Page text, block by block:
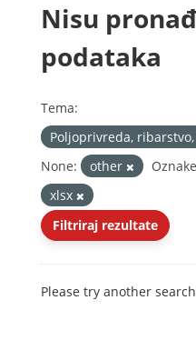
Nisu
podataka
Tema:
Poljoprivreda,
None:
other
xlsx
Filtriraj rezultate
Please try another